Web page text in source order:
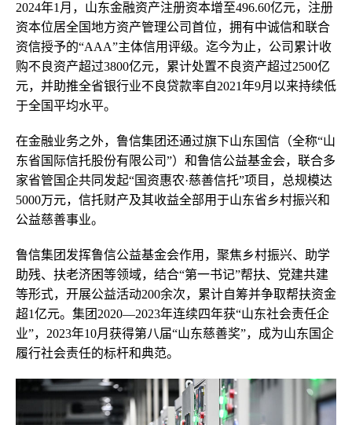
2024年1月，山东金融资产注册资本增至496.60亿元，注册
资本位居全国地方资产管理公司首位，拥有中诚信和联合
资信授予的“AAA”主体信用评级。迄今为止，公司累计收
购不良资产超过3800亿元，累计处置不良资产超过2500亿
元，并助推全省银行业不良贷款率自2021年9月以来持续低
于全国平均水平。
在金融业务之外，鲁信集团还通过旗下山东国信（全称“山
东省国际信托股份有限公司”）和鲁信公益基金会，联合多
家省管国企共同发起“国资惠农·慈善信托”项目，总规模达
5000万元，信托财产及其收益全部用于山东省乡村振兴和
公益慈善事业。
鲁信集团发挥鲁信公益基金会作用，聚焦乡村振兴、助学
助残、扶老济困等领域，结合“第一书记”帮扶、党建共建
等形式，开展公益活动200余次，累计自筹并争取帮扶资金
超1亿元。集团2020—2023年连续四年获“山东社会责任企
业”，2023年10月获得第八届“山东慈善奖”，成为山东国企
履行社会责任的标杆和典范。